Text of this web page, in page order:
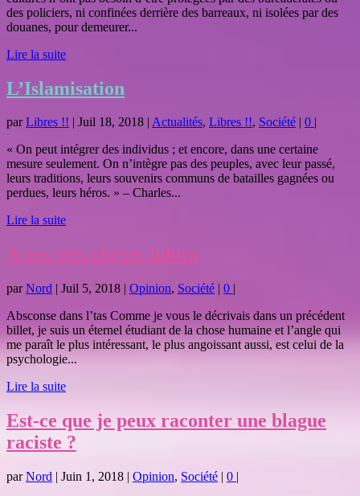
des policiers, ni confinées derrière des barreaux, ni isolées par des
douanes, pour demeurer...
Lire la suite
L’Islamisation
parLibres !! | Juil 18, 2018 | Actualités, Libres !!, Société | 0 |
« On peut intégrer des individus ; et encore, dans une certaine
mesure seulement. On n’intègre pas des peuples, avec leur passé,
leurs traditions, leurs souvenirs communs de batailles gagnées ou
perdues, leurs héros. » – Charles...
Lire la suite
A vos très chères lubies
parNord | Juil 5, 2018 | Opinion, Société | 0 |
Absconse dans l’tas Comme je vous le décrivais dans un précédent
billet, je suis un éternel étudiant de la chose humaine et l’angle qui
me paraît le plus intéressant, le plus angoissant aussi, est celui de la
psychologie...
Lire la suite
Est-ce que je peux raconter une blague
raciste ?
parNord | Juin 1, 2018 | Opinion, Société | 0 |